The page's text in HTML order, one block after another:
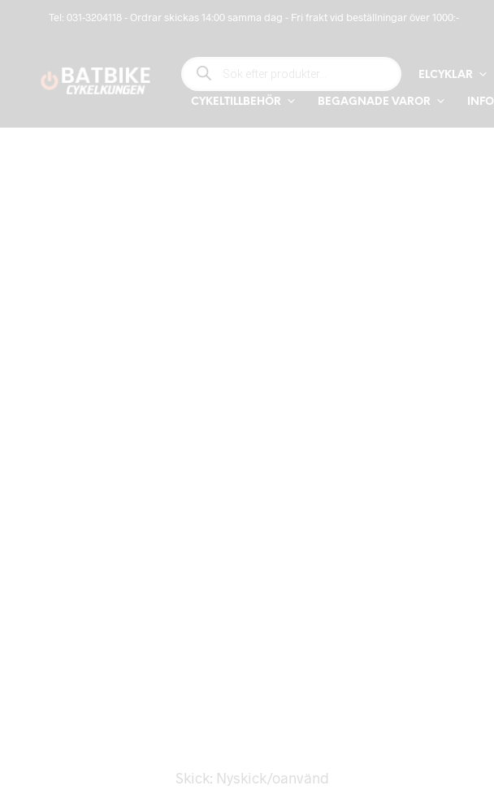
Tel: 031-3204118 - Ordrar skickas 14:00 samma dag - Fri frakt vid beställningar över 1000:-
PRODUCTS SEARCH
ELCYKLAR
CYKELTILLBEHÖR BEGAGNADE VAROR INFO
Skick: Nyskick/oanvänd